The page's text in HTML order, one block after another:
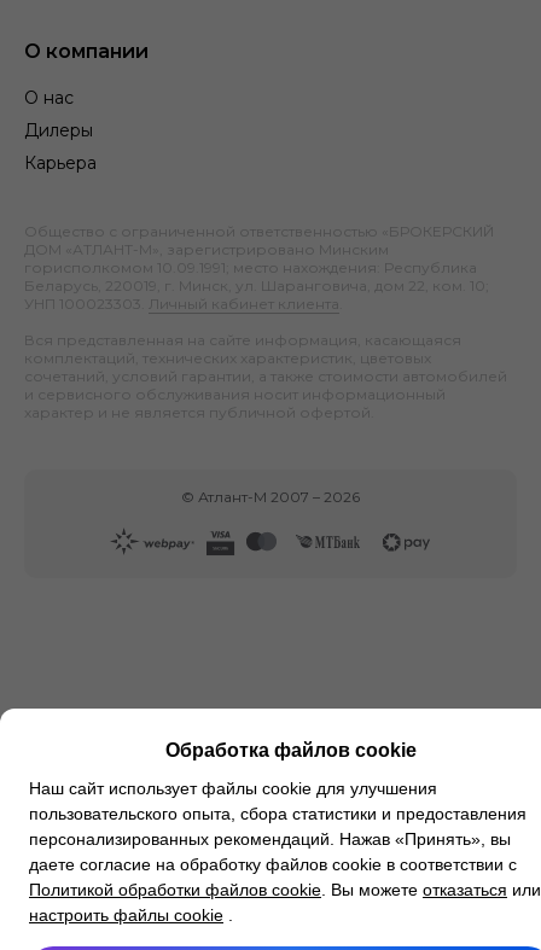
О компании
О нас
Дилеры
Карьера
Общество с ограниченной ответственностью «БРОКЕРСКИЙ
ДОМ «АТЛАНТ-М», зарегистрировано Минским
горисполкомом 10.09.1991; место нахождения: Республика
Беларусь, 220019, г. Минск, ул. Шаранговича, дом 22, ком. 10;
УНП 100023303.
Личный кабинет клиента
Вся представленная на сайте информация, касающаяся
комплектаций, технических характеристик, цветовых
сочетаний, условий гарантии, а также стоимости автомобилей
и сервисного обслуживания носит информационный
характер и не является публичной офертой.
© Атлант-М 2007 – 2026
Обработка файлов cookie
Наш сайт использует файлы cookie для улучшения
пользовательского опыта, сбора статистики и предоставления
персонализированных рекомендаций. Нажав «Принять», вы
даете согласие на обработку файлов cookie в соответствии с
Политикой обработки файлов cookie . Вы можете отказаться или
настроить файлы cookie